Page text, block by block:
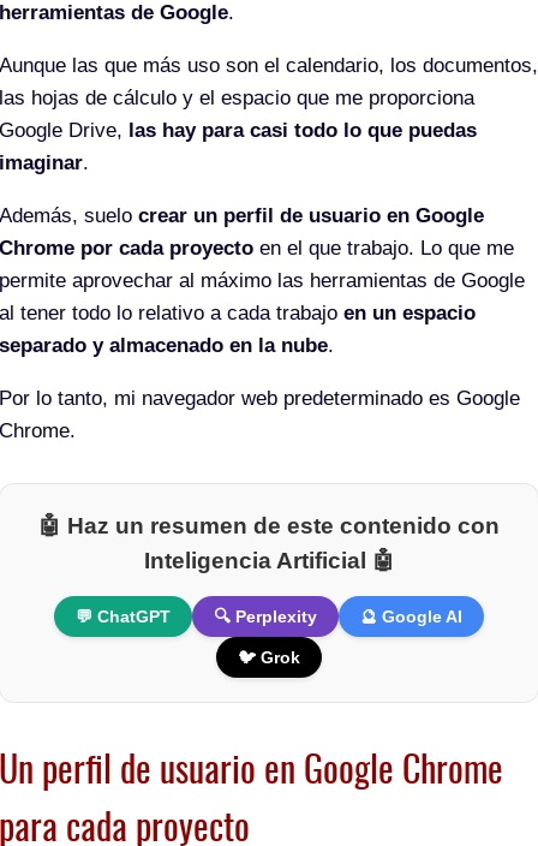
herramientas de Google.
Aunque las que más uso son el calendario, los documentos,
las hojas de cálculo y el espacio que me proporciona
Google Drive, las hay para casi todo lo que puedas
imaginar.
Además, suelo crear un perfil de usuario en Google
Chrome por cada proyecto en el que trabajo. Lo que me
permite aprovechar al máximo las herramientas de Google
al tener todo lo relativo a cada trabajo en un espacio
separado y almacenado en la nube.
Por lo tanto, mi navegador web predeterminado es Google
Chrome.
🤖 Haz un resumen de este contenido con
Inteligencia Artificial 🤖
💬 ChatGPT 🔍 Perplexity 🔮 Google AI
🐦 Grok
Un perfil de usuario en Google Chrome
para cada proyecto